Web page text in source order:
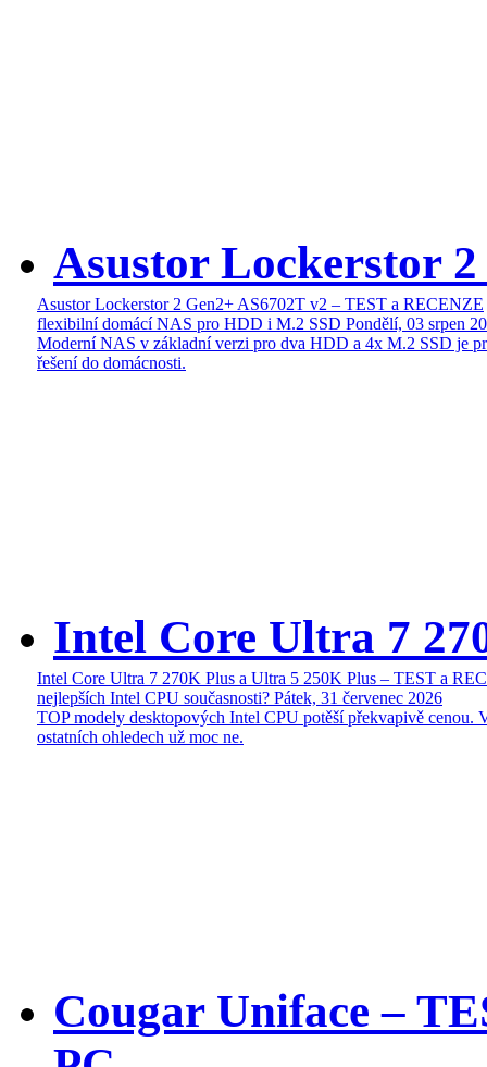
Asustor Lockerstor
Asustor Lockerstor 2 Gen2+ AS6702T v2 – TEST a RECENZE
flexibilní domácí NAS pro HDD i M.2 SSD Pondělí, 03 srpen
Moderní NAS v základní verzi pro dva HDD a 4x M.2 SSD je
řešení do domácnosti.
Intel Core Ultra 7
Intel Core Ultra 7 270K Plus a Ultra 5 250K Plus – TEST a
nejlepších Intel CPU současnosti? Pátek, 31 červenec 2026
TOP modely desktopových Intel CPU potěší překvapivě cenou.
ostatních ohledech už moc ne.
Cougar Uniface –